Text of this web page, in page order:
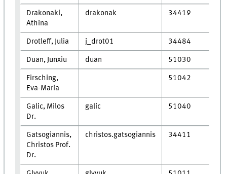
Drakonaki,
Athina
drakonak 34419
Drotleff, Julia j_drot01 34484
Duan, Junxiu duan 51030
Firsching,
Eva-Maria
51042
Galic, Milos
Dr.
galic 51040
Gatsogiannis,
Christos Prof.
Dr.
christos.gatsogiannis 34411